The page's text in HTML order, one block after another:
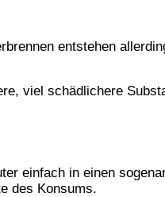
entstehen
viel schädlichere
einfach in einen
des Konsums.